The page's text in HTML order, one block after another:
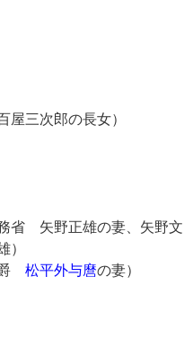
三次郎の長女）
矢野正雄の妻、矢野文
）
松平外与麿の妻）